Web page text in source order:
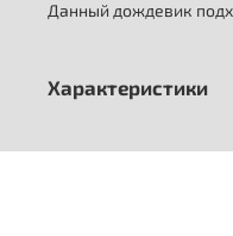
Данный дождевик
Характеристики